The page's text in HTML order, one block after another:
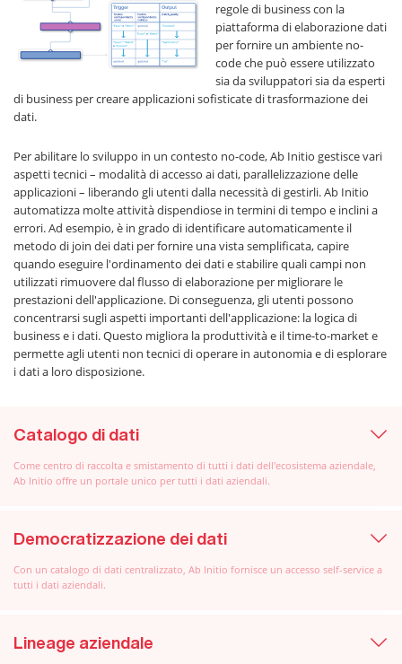
regole di business con la
piattaforma di elaborazione dati
per fornire un ambiente no-
code che può essere utilizzato
sia da sviluppatori sia da esperti
di business per creare applicazioni sofisticate di trasformazione dei
dati.
Per abilitare lo sviluppo in un contesto no-code, Ab Initio gestisce vari
aspetti tecnici – modalità di accesso ai dati, parallelizzazione delle
applicazioni – liberando gli utenti dalla necessità di gestirli. Ab Initio
automatizza molte attività dispendiose in termini di tempo e inclini a
errori. Ad esempio, è in grado di identificare automaticamente il
metodo di join dei dati per fornire una vista semplificata, capire
quando eseguire l'ordinamento dei dati e stabilire quali campi non
utilizzati rimuovere dal flusso di elaborazione per migliorare le
prestazioni dell'applicazione. Di conseguenza, gli utenti possono
concentrarsi sugli aspetti importanti dell'applicazione: la logica di
business e i dati. Questo migliora la produttività e il time-to-market e
permette agli utenti non tecnici di operare in autonomia e di esplorare
i dati a loro disposizione.
Catalogo di dati
Come centro di raccolta e smistamento di tutti i dati dell'ecosistema aziendale,
Ab Initio offre un portale unico per tutti i dati aziendali.
Democratizzazione dei dati
Con un catalogo di dati centralizzato, Ab Initio fornisce un accesso self-service a
tutti i dati aziendali.
Lineage aziendale